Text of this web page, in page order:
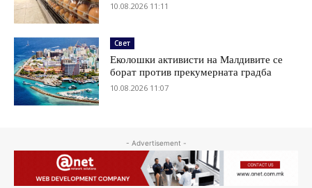
10.08.2026 11:11
Свет
Еколошки активисти на Малдивите се
борат против прекумерната градба
10.08.2026 11:07
- Advertisement -